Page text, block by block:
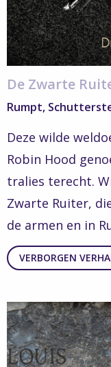
De Zwarte
Rumpt,
Deze wilde
Robin Hood
tralies terecht.
Zwarte Ruiter,
de armen en in
VERBORGEN
Read
more
about
Verborgen